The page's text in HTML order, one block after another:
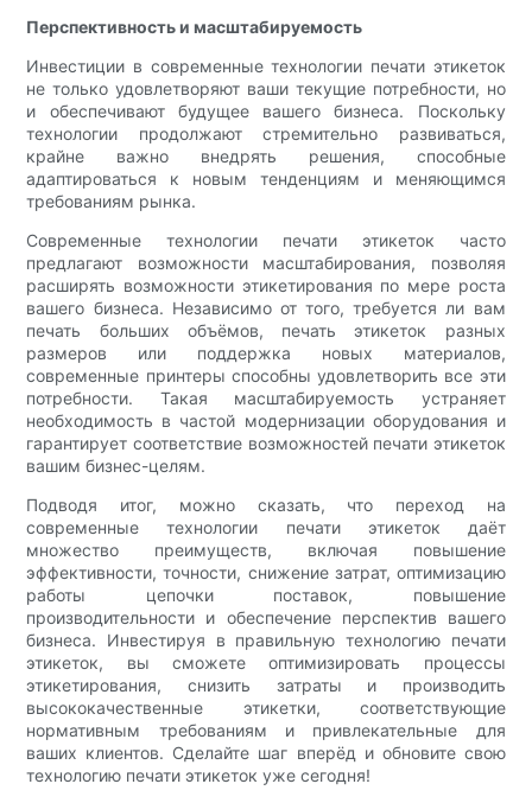
Перспективность и масштабируемость
Инвестиции в современные технологии печати этикеток
не только удовлетворяют ваши текущие потребности, но
и обеспечивают будущее вашего бизнеса. Поскольку
технологии продолжают стремительно развиваться,
крайне важно внедрять решения, способные
адаптироваться к новым тенденциям и меняющимся
требованиям рынка.
Современные технологии печати этикеток часто
предлагают возможности масштабирования, позволяя
расширять возможности этикетирования по мере роста
вашего бизнеса. Независимо от того, требуется ли вам
печать больших объёмов, печать этикеток разных
размеров или поддержка новых материалов,
современные принтеры способны удовлетворить все эти
потребности. Такая масштабируемость устраняет
необходимость в частой модернизации оборудования и
гарантирует соответствие возможностей печати этикеток
вашим бизнес-целям.
Подводя итог, можно сказать, что переход на
современные технологии печати этикеток даёт
множество преимуществ, включая повышение
эффективности, точности, снижение затрат, оптимизацию
работы цепочки поставок, повышение
производительности и обеспечение перспектив вашего
бизнеса. Инвестируя в правильную технологию печати
этикеток, вы сможете оптимизировать процессы
этикетирования, снизить затраты и производить
высококачественные этикетки, соответствующие
нормативным требованиям и привлекательные для
ваших клиентов. Сделайте шаг вперёд и обновите свою
технологию печати этикеток уже сегодня!